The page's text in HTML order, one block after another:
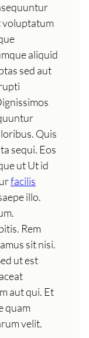
voluptatum
aliquid
sed aut
Quis
sequi. Eos
ut Ut id
facilis
illo.
Rem
sit nisi.
ut est
aut qui. Et
quam
velit.